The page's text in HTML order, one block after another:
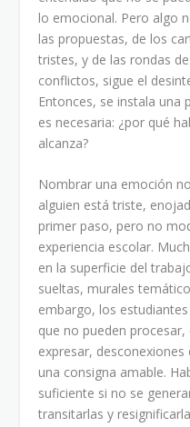
lo emocional. Pero algo
las propuestas, de los
tristes, y de las rondas
conflictos, sigue el
Entonces, se instala una
es necesaria: ¿por qué
alcanza?
Nombrar una emoción
alguien está triste,
primer paso, pero no
experiencia escolar.
en la superficie del
sueltas, murales
embargo, los
que no pueden
expresar,
una consigna amable.
suficiente si no se
transitarlas y